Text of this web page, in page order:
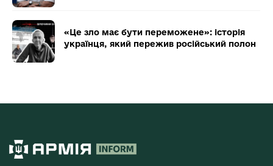
«Це зло має бути переможене»: історія
українця, який пережив російський полон